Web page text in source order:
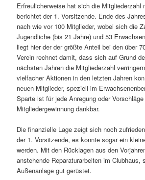
Erfreulicherweise hat sich die Mitgliederzahl
berichtet der 1. Vorsitzende. Ende des
nach wie vor 100 Mitglieder, wobei sich die
Jugendliche (bis 21 Jahre) und 53
liegt hier der der größte Anteil bei den über
Verein rechnet damit, dass sich auf Grund
nächsten Jahren die Mitgliederzahl
vielfacher Aktionen in den letzten Jahren
neuen Mitglieder, speziell im
Sparte ist für jede Anregung oder
Mitgliedergewinnung dankbar.
Die finanzielle Lage zeigt sich noch
der 1. Vorsitzende, es konnte sogar ein
werden. Mit den Rücklagen aus den
anstehende Reparaturarbeiten im Clubhaus,
Außenanlage gut gerüstet.